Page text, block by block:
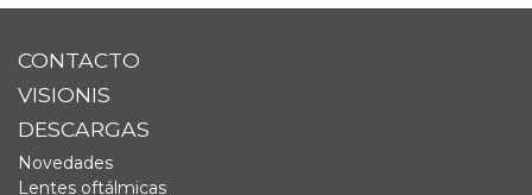
CONTACTO
VISIONIS
DESCARGAS
Novedades
Lentes oftálmicas